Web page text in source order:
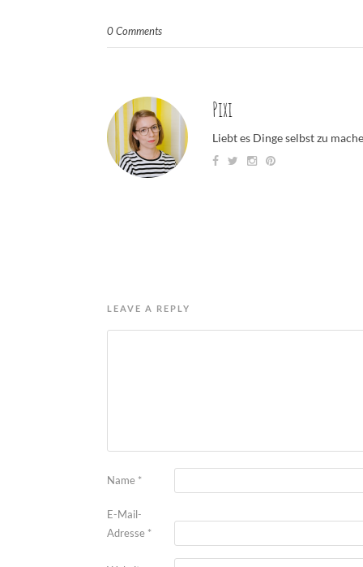
0 Comments
Pixi
Liebt es Dinge selbst zu
LEAVE A REPLY
Name *
E-Mail-
Adresse *